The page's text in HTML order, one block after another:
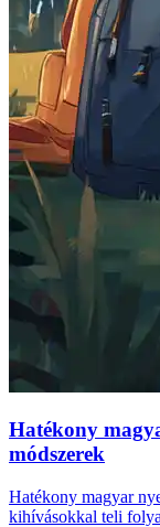
Hatékony
módszerek
Hatékony magyar
kihívásokkal teli